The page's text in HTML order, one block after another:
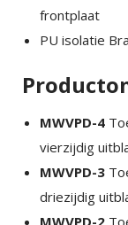
frontplaat
PU isolatie
MWVPD-4
vierzijdig
MWVPD-3
driezijdig
MWVPD-2